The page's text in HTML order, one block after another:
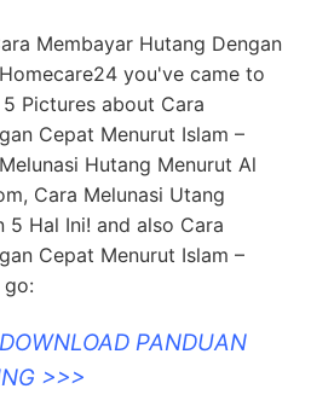
Membayar Hutang Dengan
you've came to
Pictures about Cara
Cepat Menurut Islam –
Hutang Menurut Al
Cara Melunasi Utang
5 Hal Ini! and also Cara
Cepat Menurut Islam –
go:
PANDUAN
>>>